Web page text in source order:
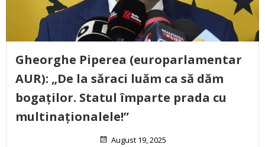
Gheorghe Piperea (europarlamentar
AUR): „De la săraci luăm ca să dăm
bogaților. Statul împarte prada cu
multinaționalele!”
August 19, 2025